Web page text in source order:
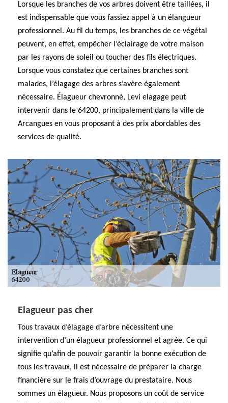
Lorsque les branches de vos arbres doivent être taillées, il
est indispensable que vous fassiez appel à un élangueur
professionnel. Au fil du temps, les branches de ce végétal
peuvent, en effet, empêcher l’éclairage de votre maison
par les rayons de soleil ou toucher des fils électriques.
Lorsque vous constatez que certaines branches sont
malades, l’élagage des arbres s’avère également
nécessaire. Élagueur chevronné, Levi elagage peut
intervenir dans le 64200, principalement dans la ville de
Arcangues en vous proposant à des prix abordables des
services de qualité.
Elagueur pas cher
Tous travaux d’élagage d’arbre nécessitent une
intervention d’un élagueur professionnel et agrée. Ce qui
signifie qu’afin de pouvoir garantir la bonne exécution de
tous les travaux, il est nécessaire de préparer la charge
financière sur le frais d’ouvrage du prestataire. Nous
sommes un élagueur. Nous proposons un coût de service